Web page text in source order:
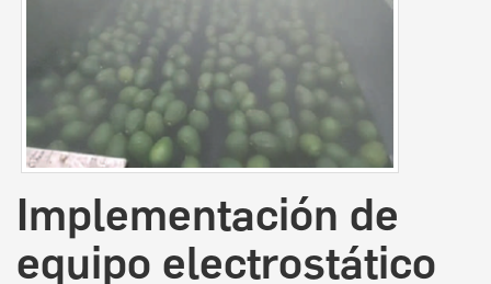
Implementación de
equipo electrostático